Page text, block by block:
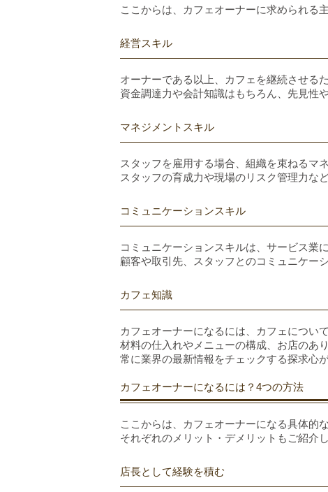
ここからは、カフェオーナーに求められる
経営スキル
オーナーである以上、カフェを継続させる
資金調達力や会計知識はもちろん、先見性
マネジメントスキル
スタッフを雇用する場合、組織を束ねるマ
スタッフの育成力や現場のリスク管理力な
コミュニケーションスキル
コミュニケーションスキルは、サービス業
顧客や取引先、スタッフとのコミュニケー
カフェ知識
カフェオーナーになるには、カフェについ
材料の仕入れやメニューの構成、お店のあ
常に業界の最新情報をチェックする探求心
カフェオーナーになるには？4つの方法
ここからは、カフェオーナーになる具体的
それぞれのメリット・デメリットもご紹介し
店長として経験を積む